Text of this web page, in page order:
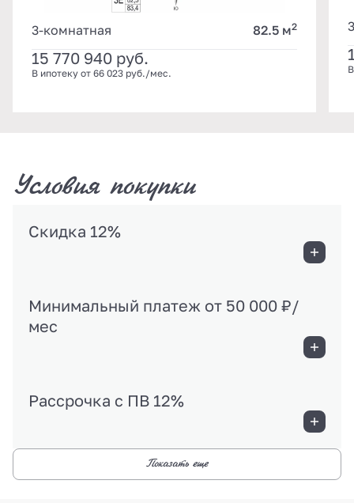
3-комнатная 82.5 м2
15 770 940 руб.
В ипотеку от 66 023 руб./мес.
Условия покупки
Скидка 12%
Минимальный платеж от 50 000 ₽/
мес
Рассрочка с ПВ 12%
Показать еще